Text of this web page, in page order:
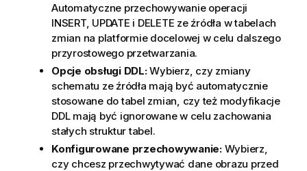
Automatyczne przechowywanie operacji
INSERT, UPDATE i DELETE ze źródła w tabelach
zmian na platformie docelowej w celu dalszego
przyrostowego przetwarzania.
Opcje obsługi DDL:Wybierz, czy zmiany
schematu ze źródła mają być automatycznie
stosowane do tabel zmian, czy też modyfikacje
DDL mają być ignorowane w celu zachowania
stałych struktur tabel.
Konfigurowane przechowywanie:Wybierz,
czy chcesz przechwytywać dane obrazu przed